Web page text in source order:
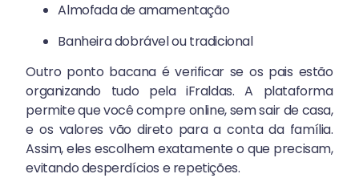
Almofada de amamentação
Banheira dobrável ou tradicional
Outro ponto bacana é verificar se os pais estão
organizando tudo pela iFraldas. A plataforma
permite que você compre online, sem sair de casa,
e os valores vão direto para a conta da família.
Assim, eles escolhem exatamente o que precisam,
evitando desperdícios e repetições.